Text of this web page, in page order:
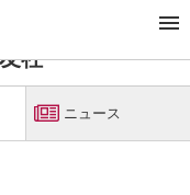
社
ニュース